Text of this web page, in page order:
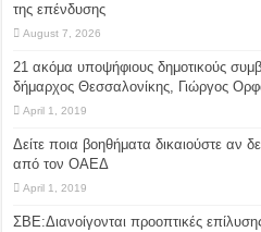
της επένδυσης
August 7, 2026
21 ακόμα υποψήφιους δημοτικούς
δήμαρχος Θεσσαλονίκης, Γιώργος
April 1, 2019
Δείτε ποια βοηθήματα δικαιούστε αν
από τον ΟΑΕΔ
April 1, 2019
ΣΒΕ:Διανοίγονται προοπτικές